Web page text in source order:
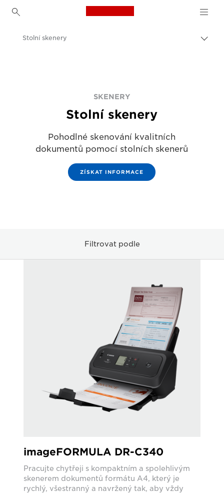
Canon Logo, back to
Skenery do domácnosti a kanceláře
Stolní skenery
SKENERY
Stolní skenery
Pohodlné skenování kvalitních
dokumentů pomocí stolních skenerů
ZÍSKAT INFORMACE
Filtrovat podle
imageFORMULA DR-C340
Pracujte chytřeji s kompaktním a spolehlivým
skenerem dokumentů formátu A4, který je
rychlý, všestranný a navržený tak, aby vždy